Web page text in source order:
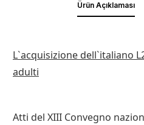
Ürün Açıklaması
L`acquisizione dell`italiano
adulti
Atti del XIII Convegno